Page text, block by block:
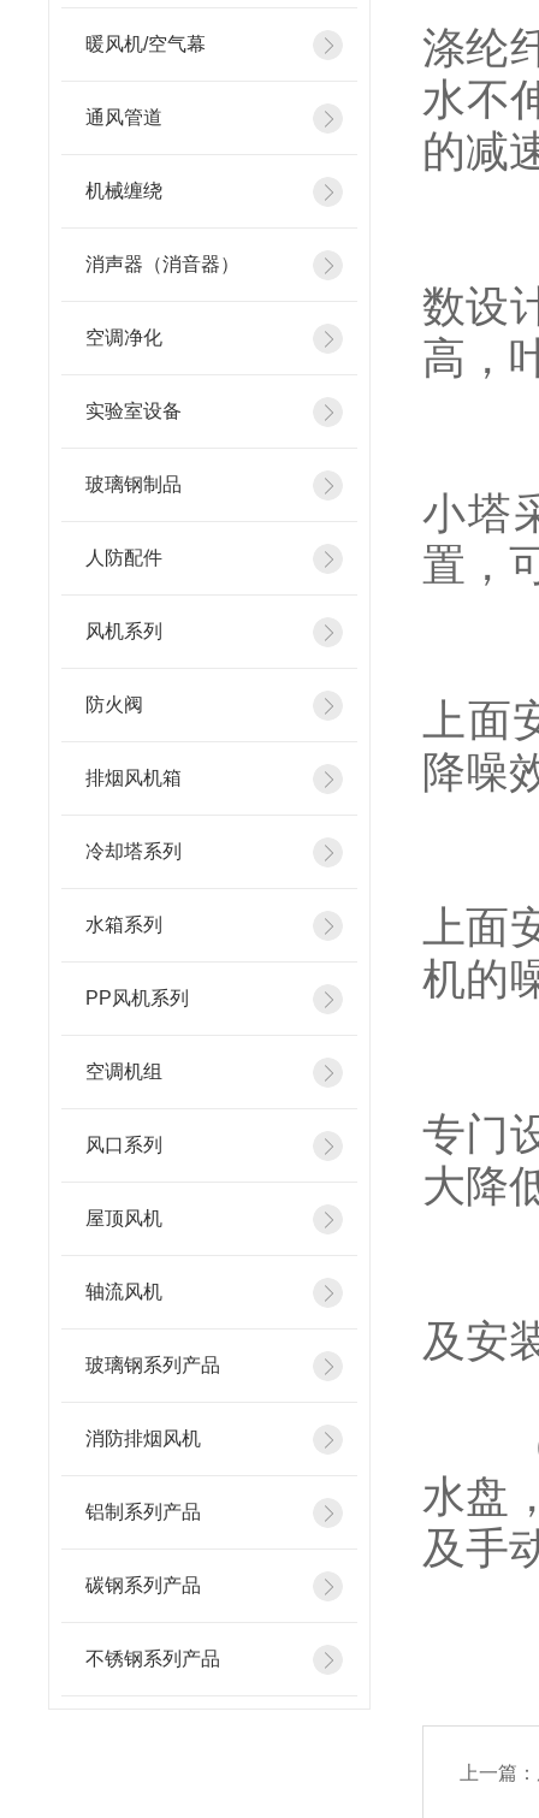
暖风机/空气幕
通风管道
机械缠绕
消声器（消音器）
空调净化
实验室设备
玻璃钢制品
人防配件
风机系列
防火阀
排烟风机箱
冷却塔系列
水箱系列
PP风机系列
空调机组
风口系列
屋顶风机
轴流风机
玻璃钢系列产品
消防排烟风机
铝制系列产品
碳钢系列产品
不锈钢系列产品
涤纶
水不
的减
数设
高，
小塔
置，
上
降噪
上
机的
专门
大降
及安
（
水盘
及手
上一篇：